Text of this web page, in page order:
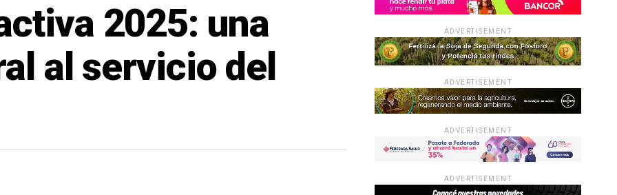
2025: una
al servicio del
ADVERTISEMENT
ADVERTISEMENT
ADVERTISEMENT
ADVERTISEMENT